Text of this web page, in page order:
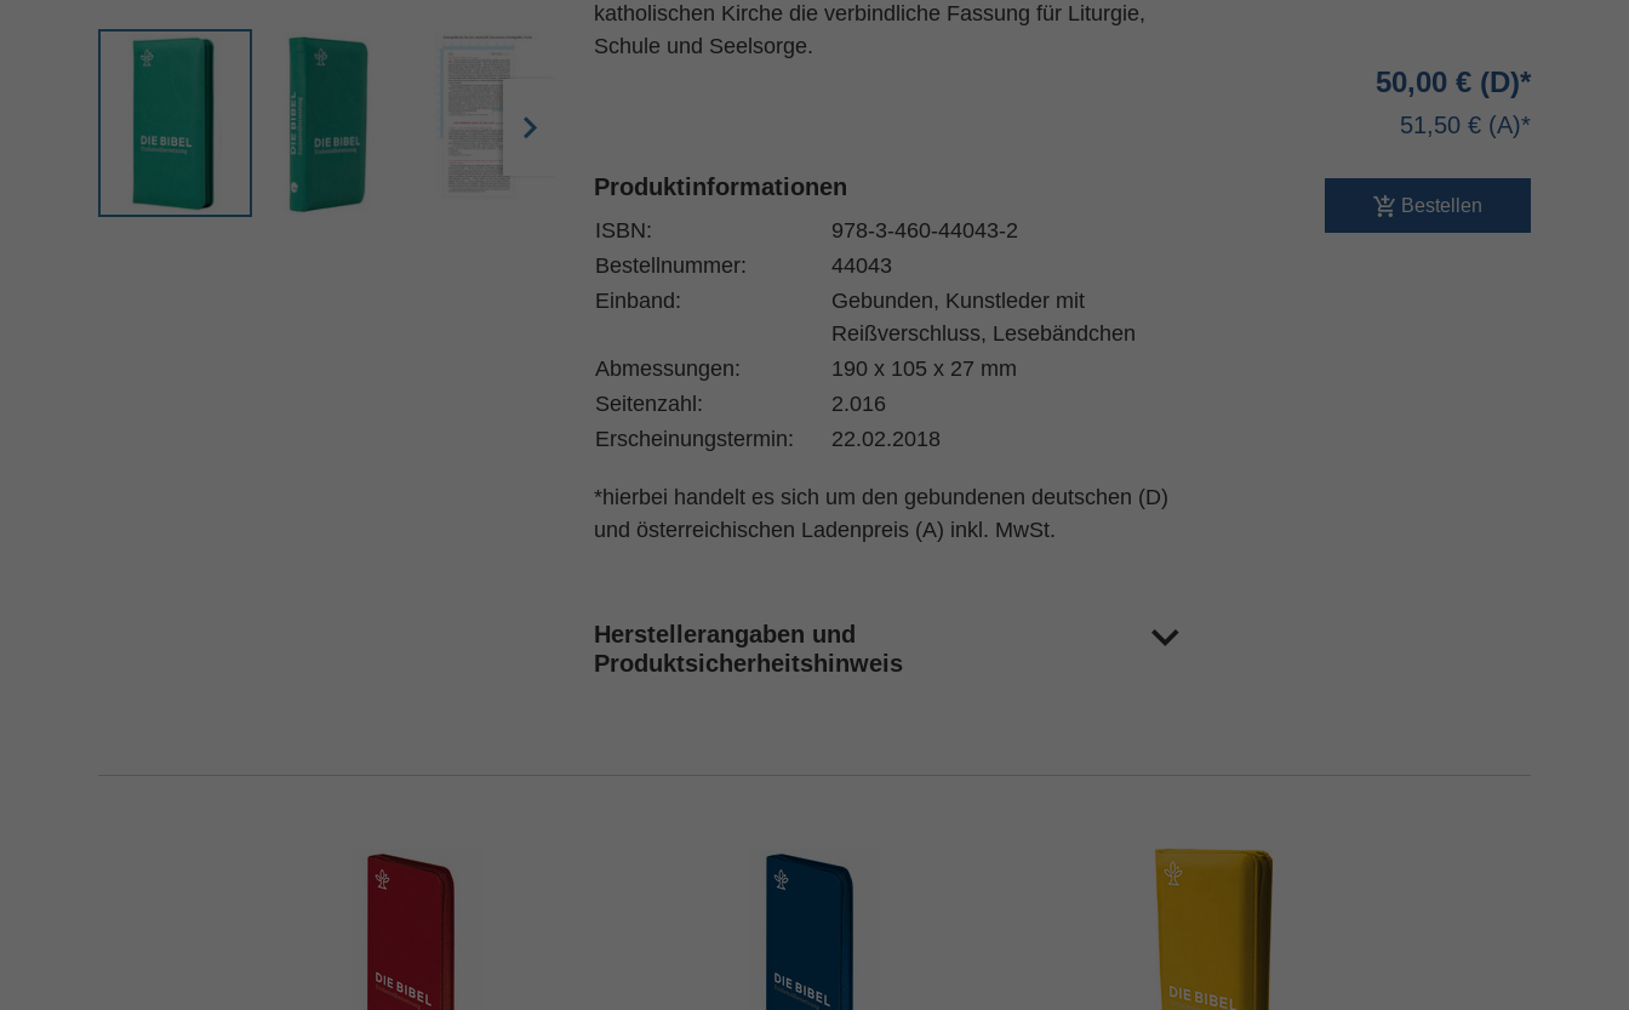
katholischen Kirche die verbindliche Fassung für Liturgie,
Schule und Seelsorge.
50,00 €
51,50 €
Bestellen
Produktinformationen
ISBN:
978-3-460-44043-2
Bestellnummer:
44043
Einband:
Gebunden, Kunstleder mit
Reißverschluss, Lesebändchen
Abmessungen:
190 x 105 x 27 mm
Seitenzahl:
2.016
Erscheinungstermin:
22.02.2018
*hierbei handelt es sich um den gebundenen deutschen (D)
und österreichischen Ladenpreis (A) inkl. MwSt.
Herstellerangaben und
Produktsicherheitshinweis